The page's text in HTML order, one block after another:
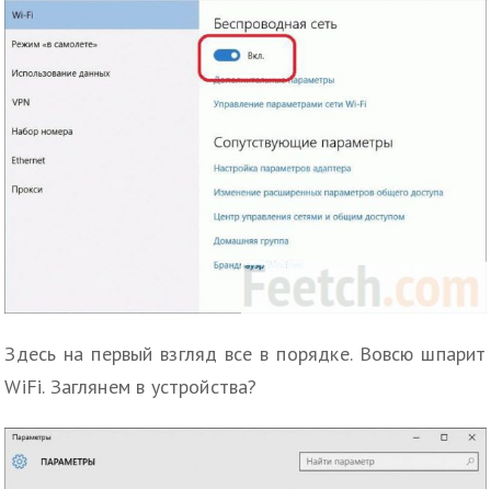
Здесь на первый взгляд все в порядке. Вовсю шпарит
WiFi. Заглянем в устройства?